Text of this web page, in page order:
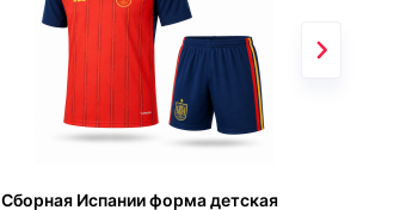
Сборная Испании форма детская